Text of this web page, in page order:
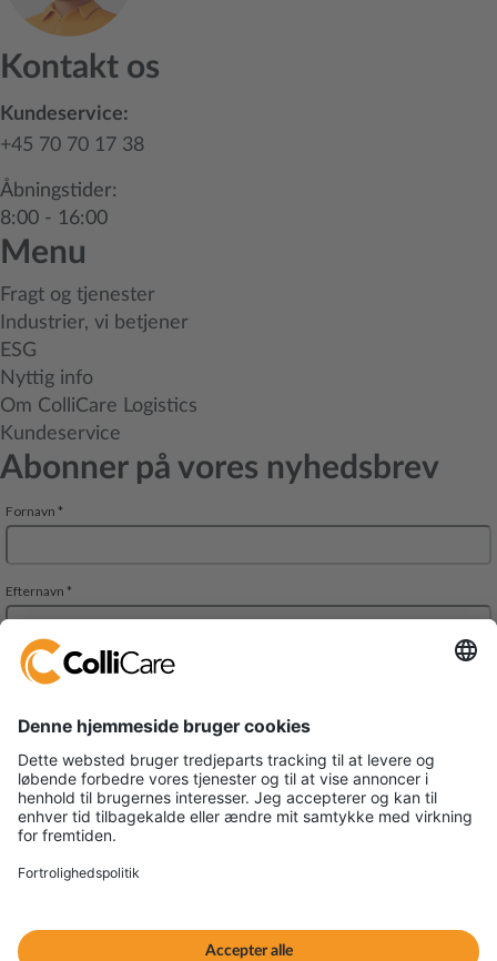
Kontakt os
Kundeservice:
+45 70 70 17 38
Åbningstider:
8:00 - 16:00
Menu
Fragt og tjenester
Industrier, vi betjener
ESG
Nyttig info
Om ColliCare Logistics
Kundeservice
Abonner på vores nyhedsbrev
Park Allè 14